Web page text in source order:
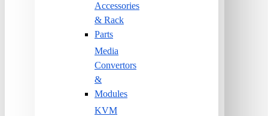
Accessories
& Rack
Parts
Media
Convertors
&
Modules
KVM